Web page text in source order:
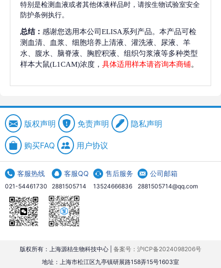
特别是检测血液或者其他体液样品时，请按生物试验室安全
防护条例执行。
总结： 感谢您选用本公司ELISA系列产品。本产品可检
测血清、血浆、细胞培养上清液、灌洗液、尿液、羊
水、腹水、脑脊液、胸腔积液、组织匀浆液等多种类型
样本大鼠(L1CAM)浓度， 具体适用样本请咨询本商铺。
版权声明 免责声明 隐私声明
购买FAQ 用户协议
客服热线
021-54461730
客服QQ
2881505714
售后服务
13524666836
公司邮箱
2881505714@qq.com
版权所有：上海源桔生物科技中心 | 备案号：沪ICP备2024098206号
地址：上海市松江区九亭镇研展路158弄15号1603室